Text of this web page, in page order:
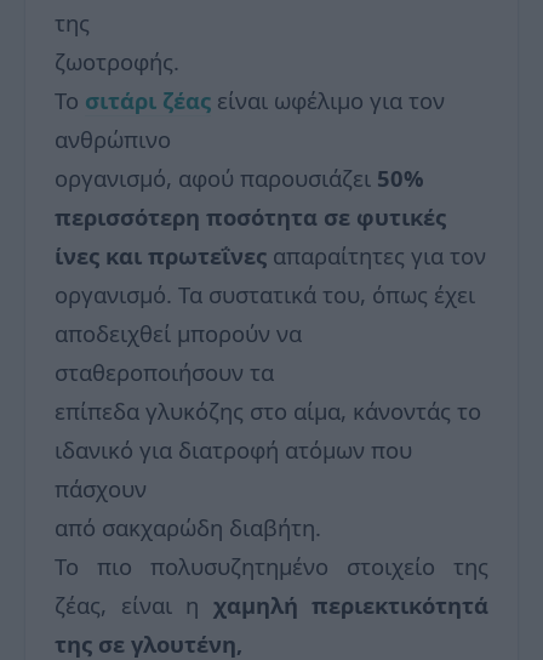
της
ζωοτροφής.
Το σιτάρι ζέας είναι ωφέλιμο για τον
ανθρώπινο
οργανισμό, αφού παρουσιάζει 50%
περισσότερη ποσότητα σε φυτικές
ίνες και πρωτεΐνες απαραίτητες για τον
οργανισμό. Τα συστατικά του, όπως έχει
αποδειχθεί μπορούν να
σταθεροποιήσουν τα
επίπεδα γλυκόζης στο αίμα, κάνοντάς το
ιδανικό για διατροφή ατόμων που
πάσχουν
από σακχαρώδη διαβήτη.
Το πιο πολυσυζητημένο στοιχείο της
ζέας, είναι η χαμηλή περιεκτικότητά
της σε γλουτένη,